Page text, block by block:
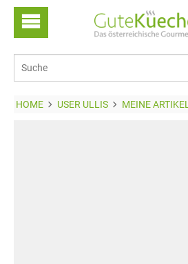
HOME USER ULLIS MEINE ARTIKEL